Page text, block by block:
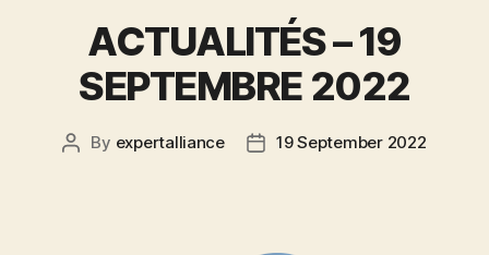
ACTUALITÉS – 19
SEPTEMBRE 2022
By expertalliance 19 September 2022